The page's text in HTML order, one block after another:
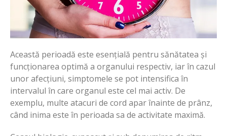
Această perioadă este esențială pentru sănătatea și
funcționarea optimă a organului respectiv, iar în cazul
unor afecțiuni, simptomele se pot intensifica în
intervalul în care organul este cel mai activ. De
exemplu, multe atacuri de cord apar înainte de prânz,
când inima este în perioada sa de activitate maximă.